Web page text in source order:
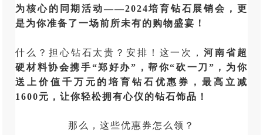
为核心的同期活动——2024培育钻石展销会，更
是为你准备了一场前所未有的购物盛宴！
什么？担心钻石太贵？安排！这一次， 河南省超
硬材料协会携手“郑好办”，帮你“砍一刀”，为你
送上价值千万元的培育钻石优惠券，最高立减
1600元，让你轻松拥有心仪的钻石饰品！
那么，这些优惠券怎么领？